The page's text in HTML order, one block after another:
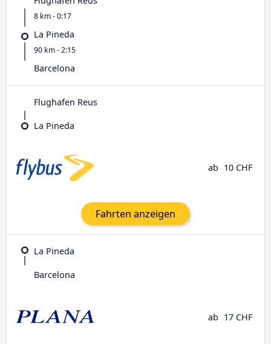
8 km - 0:17
La Pineda
90 km - 2:15
Barcelona
Flughafen Reus
La Pineda
ab 10 CHF
Fahrten anzeigen
La Pineda
Barcelona
ab 17 CHF